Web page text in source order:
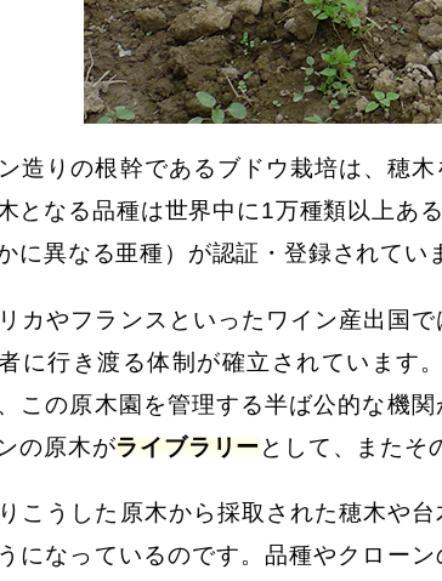
造りの根幹であるブドウ栽培は、穂
となる品種は世界中に1万種類以上あ
に異なる亜種）が認証・登録されてい
カやフランスといったワイン産出国
に行き渡る体制が確立されています
この原木園を管理する半ば公的な機
の原木がライブラリーとして、またそ
こうした原木から採取された穂木や
になっているのです。品種やクロー